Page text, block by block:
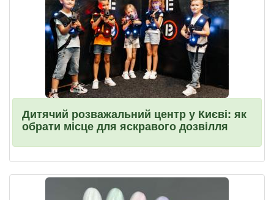
Дитячий розважальний центр у Києві: як
обрати місце для яскравого дозвілля